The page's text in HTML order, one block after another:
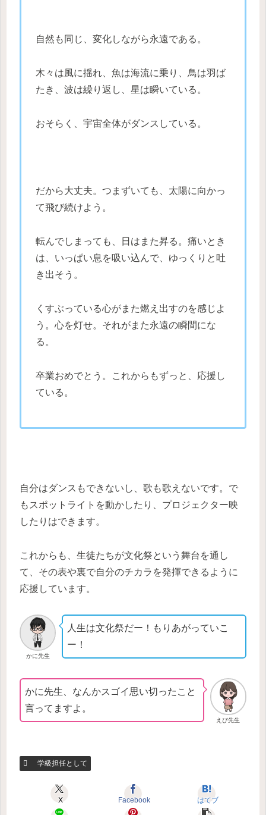
自然も同じ、変化しながら永遠である。
木々は風に揺れ、魚は海流に乗り、鳥は羽ば
たき、波は繰り返し、星は瞬いている。
おそらく、宇宙全体がダンスしている。
だから大丈夫。つまずいても、太陽に向かっ
て飛び続けよう。
転んでしまっても、日はまた昇る。痛いとき
は、いっぱい息を吸い込んで、ゆっくりと吐
き出そう。
くすぶっている心がまた燃え出すのを感じよ
う。心を灯せ。それがまた永遠の瞬間にな
る。
卒業おめでとう。これからもずっと、応援し
ている。
自分はダンスもできないし、歌も歌えないです。で
もスポットライトを動かしたり、プロジェクター映
したりはできます。
これからも、生徒たちが文化祭という舞台を通し
て、その表や裏で自分のチカラを発揮できるように
応援しています。
かに先生
人生は文化祭だー！もりあがっていこ
ー！
えび先生
かに先生、なんかスゴイ思い切ったこと
言ってますよ。
学級担任として
X Facebook はてブ